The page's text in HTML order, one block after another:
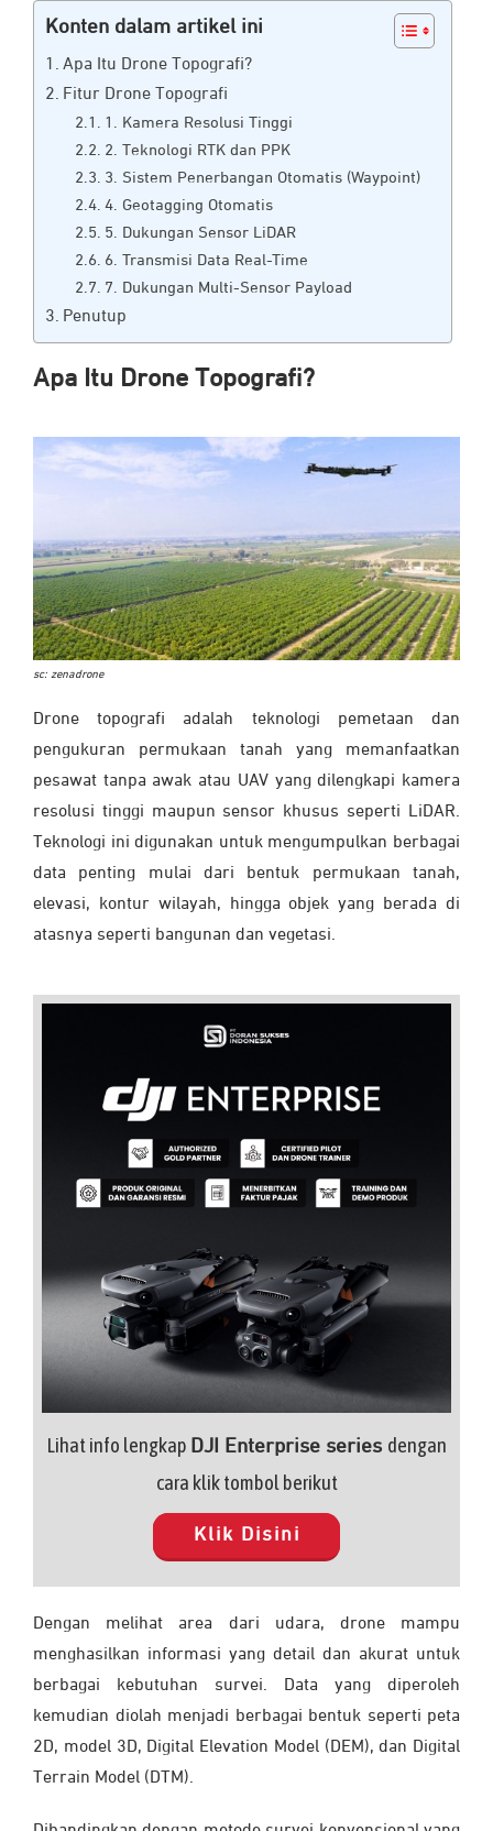
Konten dalam artikel ini
Apa Itu Drone Topografi?
Fitur Drone Topografi
1. Kamera Resolusi Tinggi
2. Teknologi RTK dan PPK
3. Sistem Penerbangan Otomatis (Waypoint)
4. Geotagging Otomatis
5. Dukungan Sensor LiDAR
6. Transmisi Data Real-Time
7. Dukungan Multi-Sensor Payload
Penutup
Apa Itu Drone Topografi?
sc: zenadrone
Drone topografi adalah teknologi pemetaan dan
pengukuran permukaan tanah yang memanfaatkan
pesawat tanpa awak atau UAV yang dilengkapi kamera
resolusi tinggi maupun sensor khusus seperti LiDAR.
Teknologi ini digunakan untuk mengumpulkan berbagai
data penting mulai dari bentuk permukaan tanah,
elevasi, kontur wilayah, hingga objek yang berada di
atasnya seperti bangunan dan vegetasi.
Lihat info lengkap DJI Enterprise series dengan
cara klik tombol berikut
Klik Disini
Dengan melihat area dari udara, drone mampu
menghasilkan informasi yang detail dan akurat untuk
berbagai kebutuhan survei. Data yang diperoleh
kemudian diolah menjadi berbagai bentuk seperti peta
2D, model 3D, Digital Elevation Model (DEM), dan Digital
Terrain Model (DTM).